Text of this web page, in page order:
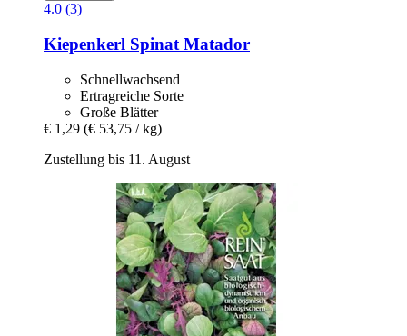
4.0 (3)
Kiepenkerl Spinat Matador
Schnellwachsend
Ertragreiche Sorte
Große Blätter
€ 1,29 (€ 53,75 / kg)
Zustellung bis 11. August